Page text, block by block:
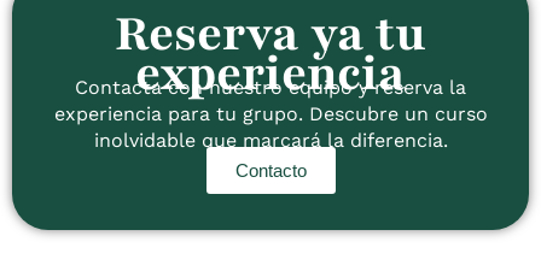
Reserva ya tu
experiencia
Contacta con nuestro equipo y reserva la
experiencia para tu grupo. Descubre un curso
inolvidable que marcará la diferencia.
Contacto